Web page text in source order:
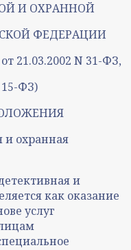
И ОХРАННОЙ
ФЕДЕРАЦИИ
21.03.2002 N 31-ФЗ,
15-ФЗ)
и охранная
и
как оказание
услуг